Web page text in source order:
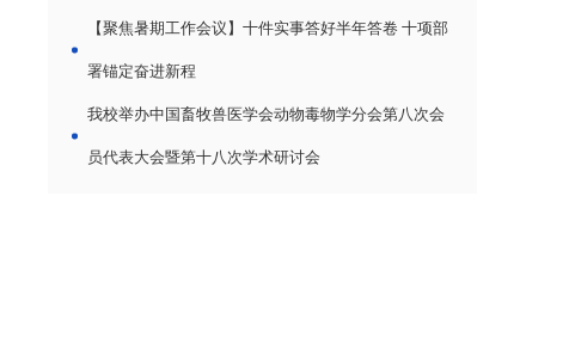
【聚焦暑期工作会议】十件实事答好半年答卷 十项部
署锚定奋进新程
我校举办中国畜牧兽医学会动物毒物学分会第八次会
员代表大会暨第十八次学术研讨会